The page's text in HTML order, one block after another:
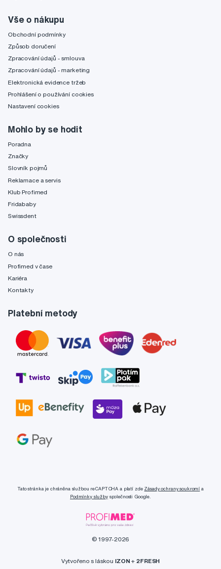
Vše o nákupu
Obchodní podmínky
Způsob doručení
Zpracování údajů - smlouva
Zpracování údajů - marketing
Elektronická evidence tržeb
Prohlášení o používání cookies
Nastavení cookies
Mohlo by se hodit
Poradna
Značky
Slovník pojmů
Reklamace a servis
Klub Profimed
Fridababy
Swissdent
O společnosti
O nás
Profimed v čase
Kariéra
Kontakty
Platební metody
Tato stránka je chráněna službou reCAPTCHA a platí zde Zásady ochrany soukromí a
Podmínky službyspolečnosti Google.
© 1997-2026
Vytvořeno s láskou IZON + 2FRESH